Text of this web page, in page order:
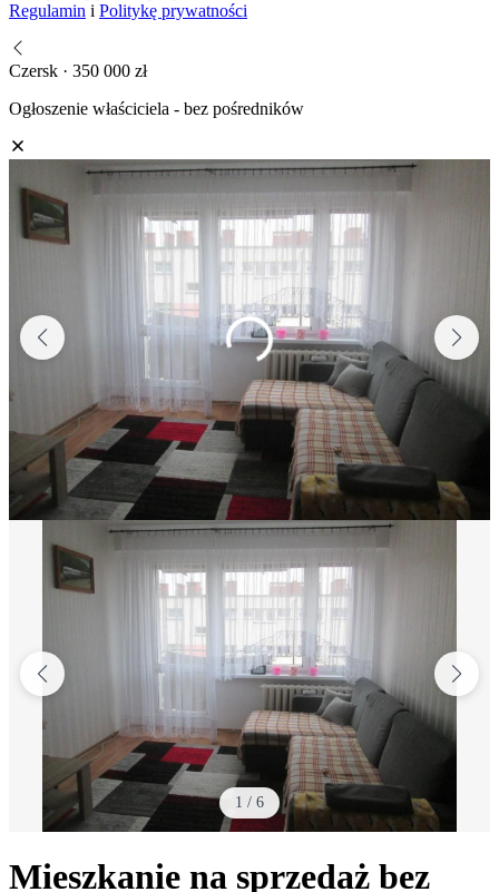
Regulamin i Politykę prywatności
Czersk · 350 000 zł
Ogłoszenie właściciela - bez pośredników
1 / 6
Mieszkanie na sprzedaż bez